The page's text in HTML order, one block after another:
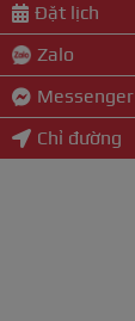
Đặt lịch
Zalo
Messenger
Chỉ đường